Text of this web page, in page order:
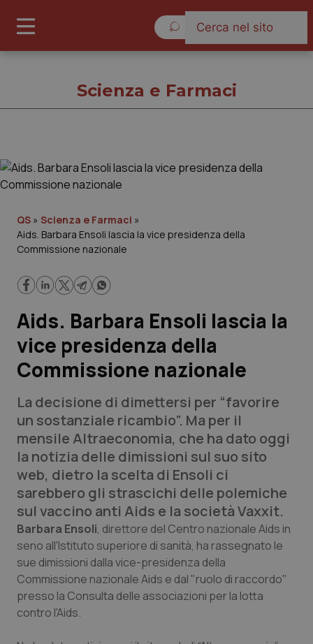
Governo e Parlamento
Regioni e Asl
Lavoro e Professioni
Scienza e Farmaci
Studi e Analisi
Lettere al direttore
Edizioni Regionali
QS Pro
Professionisti Sanitari.AI
Abruzzo
Basilicata
QS Pro Gold
Artrite & artrosi
QS Club Newsletter
Scienza e Farmaci
QS » Scienza e Farmaci »
Aids. Barbara Ensoli lascia la vice presidenza della
Commissione nazionale
Aids. Barbara Ensoli lascia la
vice presidenza della
Commissione nazionale
La decisione di dimettersi per “favorire
un sostanziale ricambio”. Ma per il
mensile Altraeconomia, che ha dato oggi
la notizia delle dimissioni sul suo sito
web, dietro la scelta di Ensoli ci
sarebbero gli strascichi delle polemiche
sul vaccino anti Aids e la società Vaxxit.
Barbara Ensoli, direttore del Centro nazionale Aids in
seno all'Istituto superiore di sanità, ha rassegnato le
sue dimissioni dalla vice-presidenza della
Commissione nazionale Aids e dal "ruolo di raccordo"
presso la Consulta delle associazioni per la lotta
contro l'Aids.